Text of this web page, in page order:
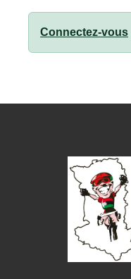
Connectez-vous